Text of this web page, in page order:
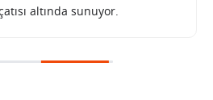
altında sunuyor.